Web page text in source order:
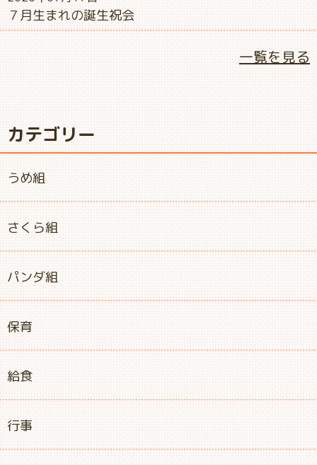
７月生まれの誕生祝会
一覧を見る
カテゴリー
うめ組
さくら組
パンダ組
保育
給食
行事